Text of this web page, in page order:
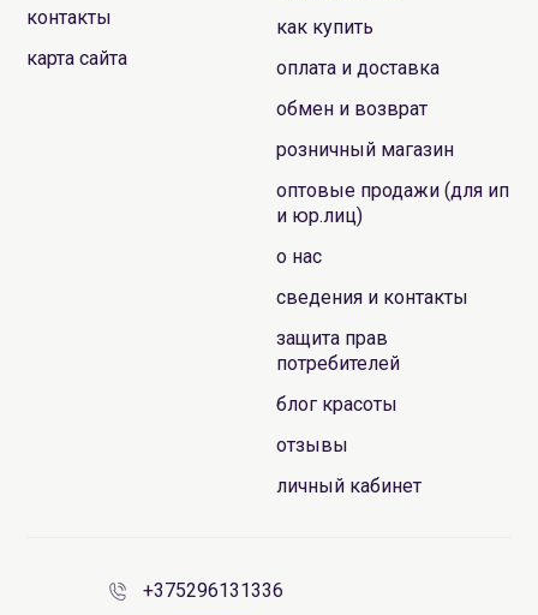
контакты
карта сайта
как купить
оплата и доставка
обмен и возврат
розничный магазин
оптовые продажи (для ип
и юр.лиц)
о нас
сведения и контакты
защита прав
потребителей
блог красоты
отзывы
личный кабинет
+375296131336